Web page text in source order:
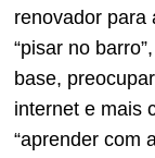
renovador para
“pisar no
base,
internet e mais
“aprender com